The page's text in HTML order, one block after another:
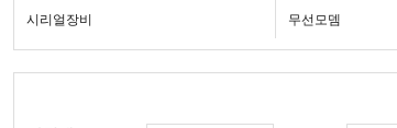
시리얼장비 무선모뎀